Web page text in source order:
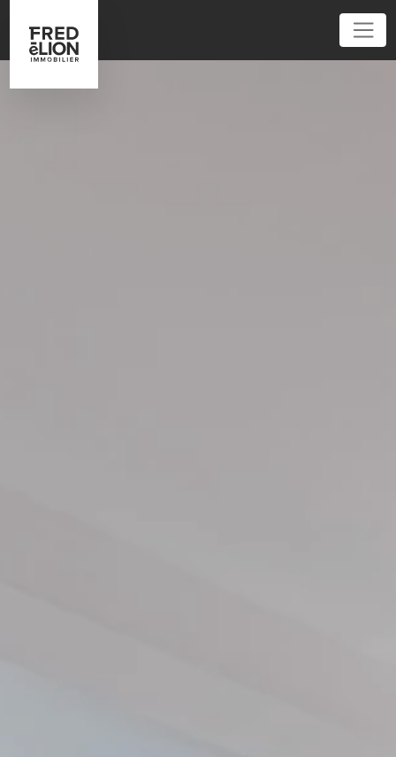
01 84 20 04 00